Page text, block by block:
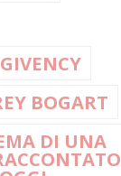
BOGART
DI UNA